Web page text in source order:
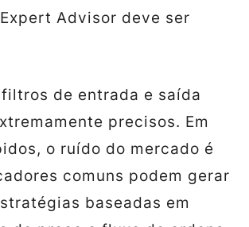
Advisor deve ser
de entrada e saída
precisos. Em
o ruído do mercado é
comuns podem gerar
baseadas em